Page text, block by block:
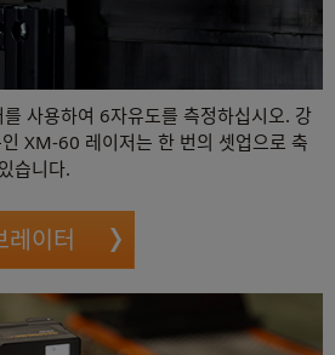
사용하여 6자유도를 측정하십시오. 강
XM-60 레이저는 한 번의 셋업으로 축
습니다.
이터